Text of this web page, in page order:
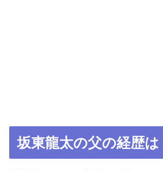
坂東龍太の父の経歴は